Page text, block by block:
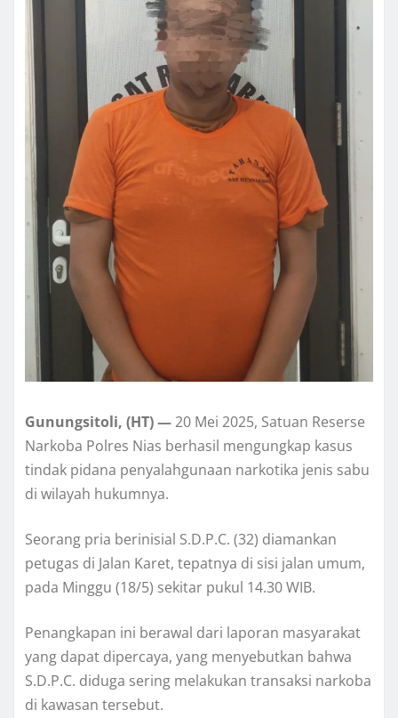
Gunungsitoli, (HT) —20 Mei 2025, Satuan Reserse
Narkoba Polres Nias berhasil mengungkap kasus
tindak pidana penyalahgunaan narkotika jenis sabu
di wilayah hukumnya.
Seorang pria berinisial S.D.P.C. (32) diamankan
petugas di Jalan Karet, tepatnya di sisi jalan umum,
pada Minggu (18/5) sekitar pukul 14.30 WIB.
Penangkapan ini berawal dari laporan masyarakat
yang dapat dipercaya, yang menyebutkan bahwa
S.D.P.C. diduga sering melakukan transaksi narkoba
di kawasan tersebut.